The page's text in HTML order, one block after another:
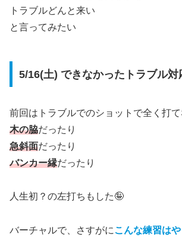
トラブルどんと来い
と言ってみたい
5/16(土) できなかったトラブル対
前回はトラブルでのショットで全く打
木の脇だったり
急斜面だったり
バンカー縁だったり
人生初？の左打ちもした🤪
バーチャルで、さすがにこんな練習は